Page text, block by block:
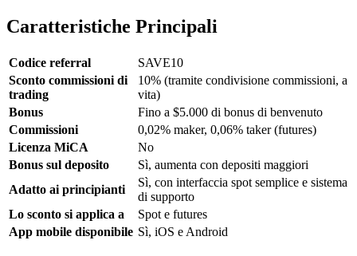
Caratteristiche Principali
Codice referral
SAVE10
Sconto commissioni di
trading
10% (tramite condivisione commissioni, a
vita)
Bonus
Fino a $5.000 di bonus di benvenuto
Commissioni
0,02% maker, 0,06% taker (futures)
Licenza MiCA
No
Bonus sul deposito
Sì, aumenta con depositi maggiori
Adatto ai principianti
Sì, con interfaccia spot semplice e sistema
di supporto
Lo sconto si applica a
Spot e futures
App mobile disponibile Sì, iOS e Android